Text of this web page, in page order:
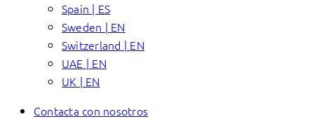
Spain | ES
Sweden | EN
Switzerland | EN
UAE | EN
UK | EN
Contacta con nosotros